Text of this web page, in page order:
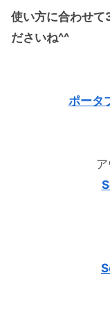
使い方に合わせて
ださいね^^
ポータ